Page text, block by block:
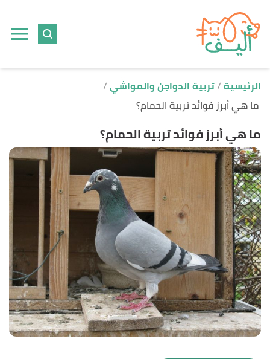
الرئيسية تربية الدواجن والمواشي
ما هي أبرز فوائد تربية الحمام؟
ما هي أبرز فوائد تربية الحمام؟